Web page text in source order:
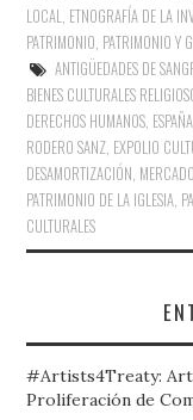
LOCAL ETNOGRAFÍA DE LA
PATRIMONIO PATRIMONIO Y
ANTIGÜEDADES DE
BIENES CULTURALES
DERECHOS HUMANOS
RODERO SANZ EXPOLIO
DESAMORTIZACIÓN
PATRIMONIO DE LA IGLESIA
CULTURALES
#Artists4Treaty:
Proliferación de